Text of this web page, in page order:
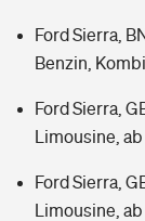
Ford Sierra,
Benzin,
Ford Sierra,
Limousine, ab
Ford Sierra,
Limousine, ab